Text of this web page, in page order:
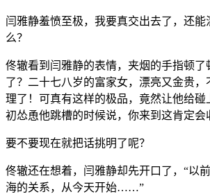
闫雅静羞愤至极，我要真交出去了，还能
么？
佟辙看到闫雅静的表情，夹烟的手指顿了
了？二十七八岁的富家女，漂亮又金贵，
理了！可真有这样的极品，竟然让他给碰
初怂恿他跳槽的时候说，你来到这肯定会
要不要现在就把话挑明了呢？
佟辙还在想着，闫雅静却先开口了，“以
海的关系，从今天开始……”